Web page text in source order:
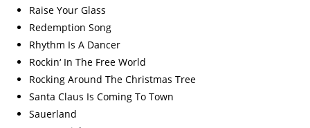
Raise Your Glass
Redemption Song
Rhythm Is A Dancer
Rockin‘ In The Free World
Rocking Around The Christmas Tree
Santa Claus Is Coming To Town
Sauerland